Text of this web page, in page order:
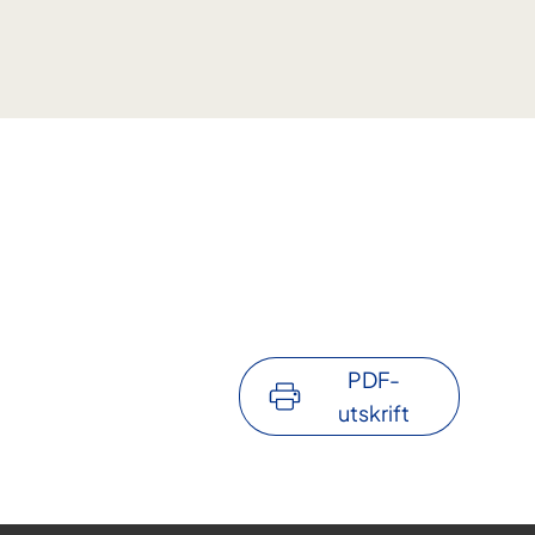
PDF-
utskrift